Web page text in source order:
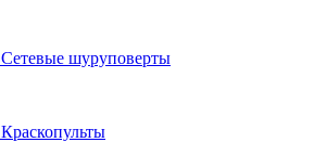
Сетевые шуруповерты
Краскопульты